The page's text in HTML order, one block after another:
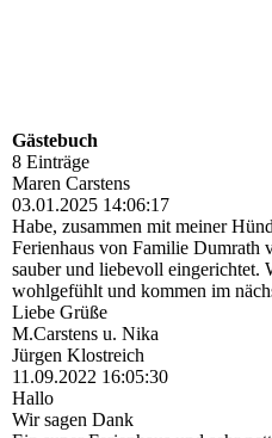
Gästebuch
8 Einträge
Maren Carstens
03.01.2025 14:06:17
Habe, zusammen mit meiner
Ferienhaus von Familie Dumrath
sauber und liebevoll eingerichtet.
wohlgefühlt und kommen im
Liebe Grüße
M.Carstens u. Nika
Jürgen Klostreich
11.09.2022 16:05:30
Hallo
Wir sagen Dank